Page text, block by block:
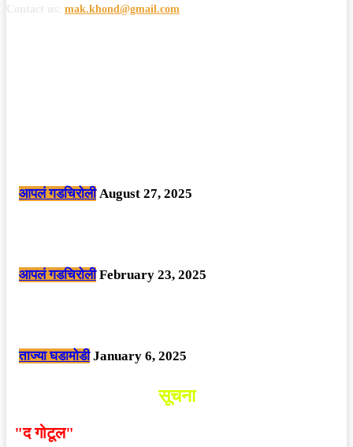
mak.khond@gmail.com
आपलं गडचिरोली August 27, 2025
आपलं गडचिरोली February 23, 2025
ताज्या घडामोडी January 6, 2025
सूचना
"द गोटूल"